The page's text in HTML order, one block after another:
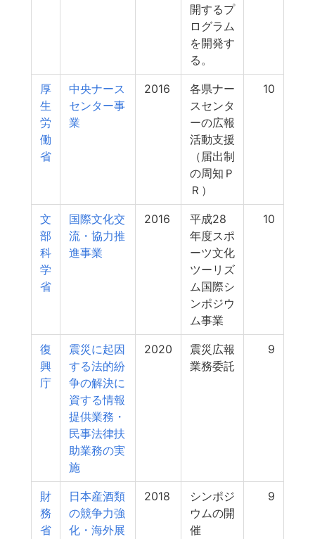
開するプ
ログラム
を開発す
る。
厚
生
労
働
省
中央ナース
センター事
業
2016
各県ナー
スセンタ
ーの広報
活動支援
（届出制
の周知Ｐ
Ｒ）
10
文
部
科
学
省
国際文化交
流・協力推
進事業
2016
平成28
年度スポ
ーツ文化
ツーリズ
ム国際シ
ンポジウ
ム事業
10
復
興
庁
震災に起因
する法的紛
争の解決に
資する情報
提供業務・
民事法律扶
助業務の実
施
2020
震災広報
業務委託
9
財
務
省
日本産酒類
の競争力強
化・海外展
2018
シンポジ
ウムの開
催
9